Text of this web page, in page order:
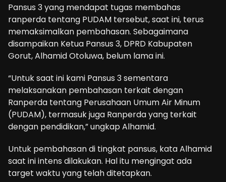
Pansus 3 yang mendapat tugas membahas
ranperda tentang PUDAM tersebut, saat ini, terus
memaksimalkan pembahasan. Sebagaimana
disampaikan Ketua Pansus 3, DPRD Kabupaten
Gorut, Alhamid Otoluwa, belum lama ini.
“Untuk saat ini kami Pansus 3 sementara
melaksanakan pembahasan terkait dengan
Ranperda tentang Perusahaan Umum Air Minum
(PUDAM), termasuk juga Ranperda yang terkait
dengan pendidikan,” ungkap Alhamid.
Untuk pembahasan di tingkat pansus, kata Alhamid
saat ini intens dilakukan. Hal itu mengingat ada
target waktu yang telah ditetapkan.